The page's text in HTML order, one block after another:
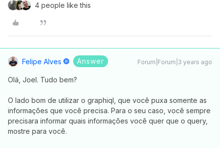
4 people like this
Felipe Alves Answer Forum|Forum|3 years ago
Olá, Joel. Tudo bem?
O lado bom de utilizar o graphiql, que você puxa somente as
informações que você precisa. Para o seu caso, você sempre
precisara informar quais informações você quer que o query,
mostre para você.